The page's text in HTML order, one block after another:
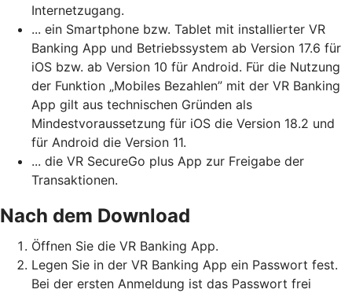
Internetzugang.
... ein Smartphone bzw. Tablet mit installierter VR
Banking App und Betriebssystem ab Version 17.6 für
iOS bzw. ab Version 10 für Android. Für die Nutzung
der Funktion „Mobiles Bezahlen” mit der VR Banking
App gilt aus technischen Gründen als
Mindestvoraussetzung für iOS die Version 18.2 und
für Android die Version 11.
... die VR SecureGo plus App zur Freigabe der
Transaktionen.
Nach dem Download
Öffnen Sie die VR Banking App.
Legen Sie in der VR Banking App ein Passwort fest.
Bei der ersten Anmeldung ist das Passwort frei